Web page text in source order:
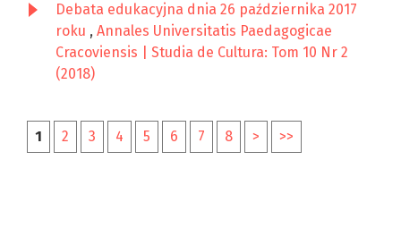
Debata edukacyjna dnia 26 października 2017
roku , Annales Universitatis Paedagogicae
Cracoviensis | Studia de Cultura: Tom 10 Nr 2
(2018)
1 2 3 4 5 6 7 8 > >>